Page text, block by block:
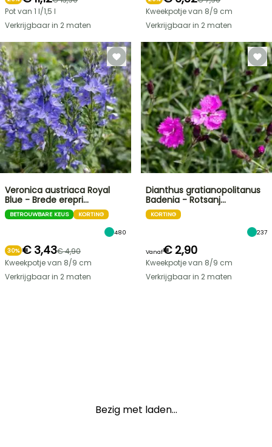
Pot van 1 l/1,5 l
Verkrijgbaar in 2 maten
Kweekpotje van 8/9 cm
Verkrijgbaar in 2 maten
Veronica austriaca Royal
Blue - Brede erepri…
BETROUWBARE KEUS KORTING
480
30% € 3,43€ 4,90
Kweekpotje van 8/9 cm
Verkrijgbaar in 2 maten
Dianthus gratianopolitanus
Badenia - Rotsanj…
KORTING
237
Vanaf€ 2,90
Kweekpotje van 8/9 cm
Verkrijgbaar in 2 maten
Bezig met laden...